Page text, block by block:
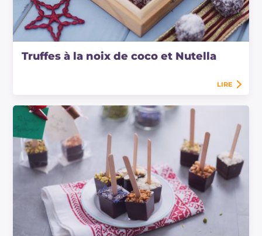
Truffes à la noix de coco et Nutella
LIRE